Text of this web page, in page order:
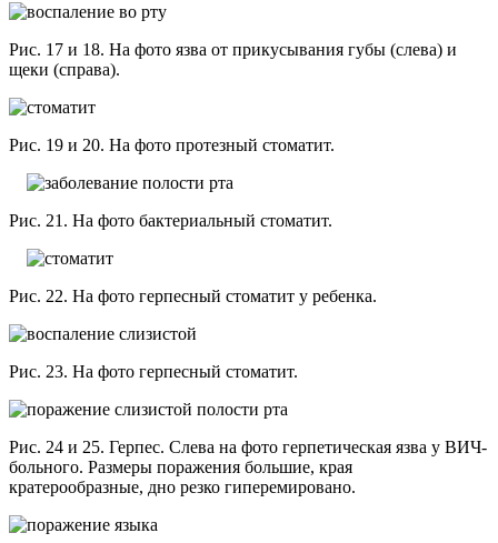
Рис. 17 и 18. На фото язва от прикусывания губы (слева) и
щеки (справа).
Рис. 19 и 20. На фото протезный стоматит.
Рис. 21. На фото бактериальный стоматит.
Рис. 22. На фото герпесный стоматит у ребенка.
Рис. 23. На фото герпесный стоматит.
Рис. 24 и 25. Герпес. Слева на фото герпетическая язва у ВИЧ-
больного. Размеры поражения большие, края
кратерообразные, дно резко гиперемировано.